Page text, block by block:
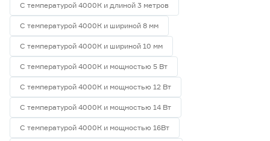
С температурой 4000К и длиной 3 метров
С температурой 4000К и шириной 8 мм
С температурой 4000К и шириной 10 мм
С температурой 4000К и мощностью 5 Вт
С температурой 4000К и мощностью 12 Вт
С температурой 4000К и мощностью 14 Вт
С температурой 4000К и мощностью 16Вт